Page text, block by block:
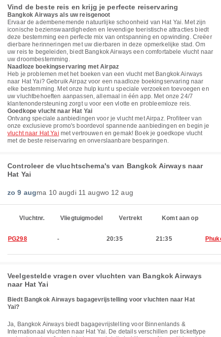
Vind de beste reis en krijg je perfecte reiservaring
Bangkok Airways als uw reisgenoot
Ervaar de adembenemende natuurlijke schoonheid van Hat Yai. Met zijn
iconische bezienswaardigheden en levendige toeristische attracties biedt
deze bestemming een perfecte mix van ontspanning en opwinding. Creëer
dierbare herinneringen met uw dierbaren in deze opmerkelijke stad. Om
uw reis te begeleiden, biedt Bangkok Airways een comfortabele vlucht naar
uw droombestemming.
Naadloze boekingservaring met Airpaz
Heb je problemen met het boeken van een vlucht met Bangkok Airways
naar Hat Yai? Gebruik Airpaz voor een naadloze boekingservaring naar
elke bestemming. Met onze hulp kunt u speciale verzoeken toevoegen en
uw vluchtbehoeften aanpassen, allemaal in één app. Met onze 24/7
klantenondersteuning zorgt u voor een vlotte en probleemloze reis.
Goedkope vlucht naar Hat Yai
Ontvang speciale aanbiedingen voor je vlucht met Airpaz. Profiteer van
onze exclusieve promo's boordevol spannende aanbiedingen en begin je
vlucht naar Hat Yai met vertrouwen en gemak! Boek je goedkope vlucht
met de beste reiservaring en onverslaanbare besparingen.
Controleer de vluchtschema's van Bangkok Airways naar
Hat Yai
zo 9 augma 10 augdi 11 augwo 12 aug
Vluchtnr. Vliegtuigmodel Vertrekt Komt aan op
PG298 - 20:35 21:35
Veelgestelde vragen over vluchten van Bangkok Airways
naar Hat Yai
Biedt Bangkok Airways bagagevrijstelling voor vluchten naar Hat
Yai?
Ja, Bangkok Airways biedt bagagevrijstelling voor Binnenlands &
Internationaal vluchten naar Hat Yai. De details verschillen per tickettype